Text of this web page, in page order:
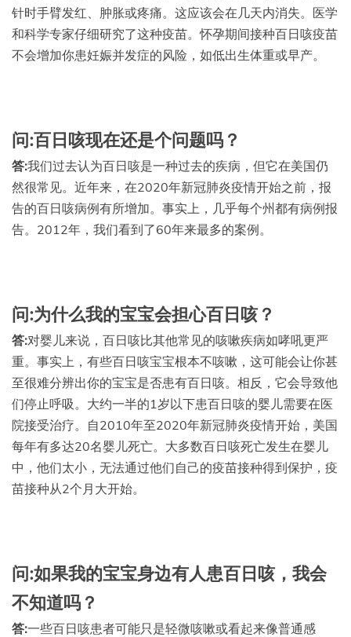
针时手臂发红、肿胀或疼痛。这应该会在几天内消失。医学
和科学专家仔细研究了这种疫苗。怀孕期间接种百日咳疫苗
不会增加你患妊娠并发症的风险，如低出生体重或早产。
问:百日咳现在还是个问题吗？
答:我们过去认为百日咳是一种过去的疾病，但它在美国仍
然很常见。近年来，在2020年新冠肺炎疫情开始之前，报
告的百日咳病例有所增加。事实上，几乎每个州都有病例报
告。2012年，我们看到了60年来最多的案例。
问:为什么我的宝宝会担心百日咳？
答:对婴儿来说，百日咳比其他常见的咳嗽疾病如哮吼更严
重。事实上，有些百日咳宝宝根本不咳嗽，这可能会让你甚
至很难分辨出你的宝宝是否患有百日咳。相反，它会导致他
们停止呼吸。大约一半的1岁以下患百日咳的婴儿需要在医
院接受治疗。自2010年至2020年新冠肺炎疫情开始，美国
每年有多达20名婴儿死亡。大多数百日咳死亡发生在婴儿
中，他们太小，无法通过他们自己的疫苗接种得到保护，疫
苗接种从2个月大开始。
问:如果我的宝宝身边有人患百日咳，我会
不知道吗？
答:一些百日咳患者可能只是轻微咳嗽或看起来像普通感